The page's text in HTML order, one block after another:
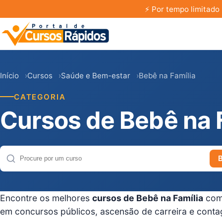
⚡ Por tempo limitado
Início Cursos Saúde e Bem-estar Bebê na Família
CATEGORIA
Cursos de Bebê na
Buscar cursos
Encontre os melhores cursos de Bebê na Família
em concursos públicos, ascensão de carreira e